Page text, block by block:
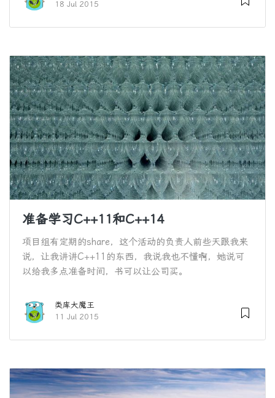
18 Jul 2015
准备学习C++11和C++14
项目组有定期的share，这个活动的负责人前些天跟我来
说，让我讲讲C++11的东西，我说我也不懂啊，她说可
以给我多点准备时间，书可以让公司买。
类库大魔王
11 Jul 2015